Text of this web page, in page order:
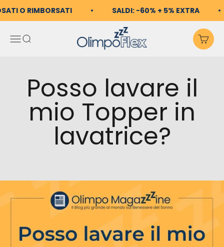
Vai al contenuto
O RIMBORSATI SALDI: -60% + 5% EXTRA
Apri il menu di
Mostra il menu di
OlimpoFlex
Posso lavare il
mio Topper in
lavatrice?